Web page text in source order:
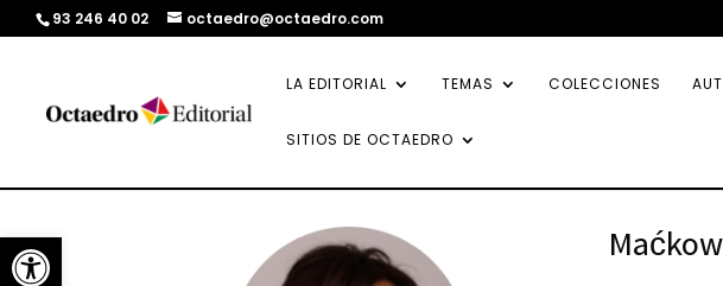
Abrir barra de herramientas
93 246 40 02 octaedro@octaedro.com
LA EDITORIAL TEMAS COLECCIONES
SITIOS DE OCTAEDRO